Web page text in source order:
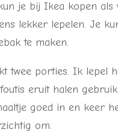
je bij Ikea kopen als
lekker lepelen. Je
te maken.
twee porties. Ik lepel
eruit halen
goed in en keer
om.